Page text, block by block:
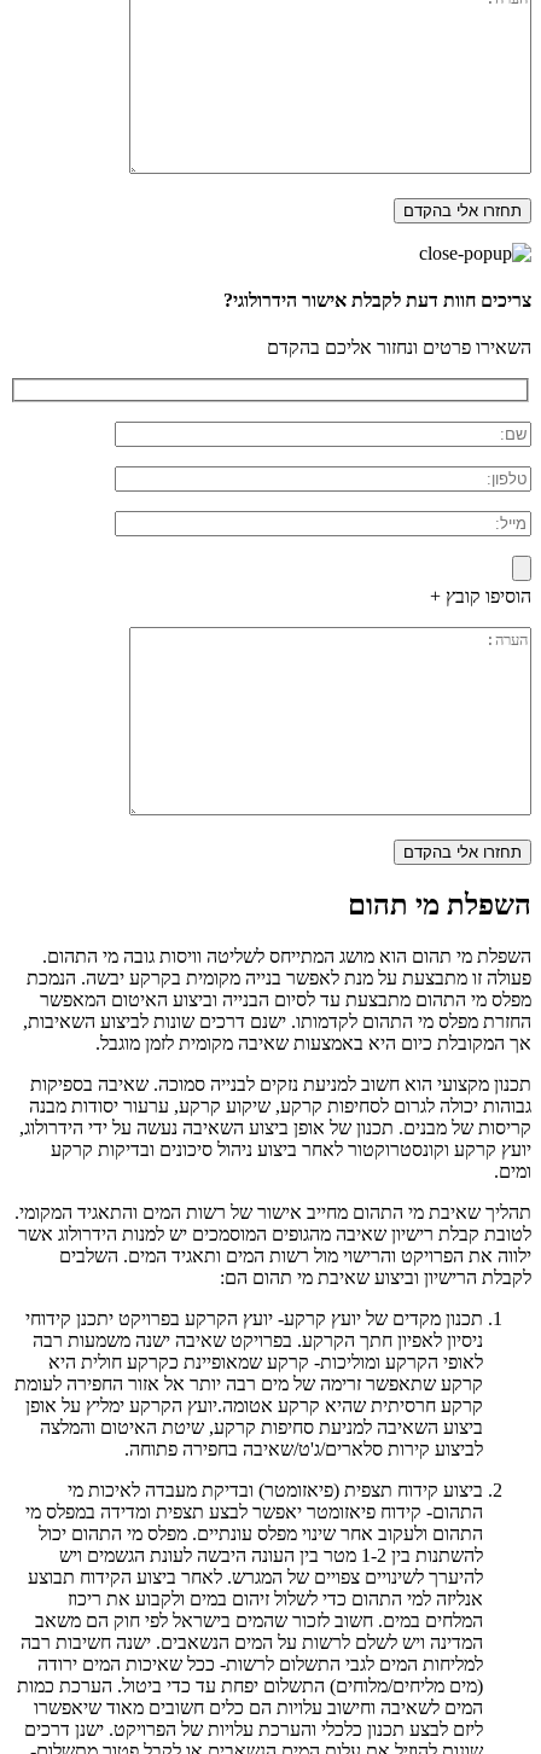
צריכים חוות דעת לקבלת אישור הידרולוגי?
השאירו פרטים ונחזור אליכם בהקדם
הוסיפו קובץ +
השפלת מי תהום
השפלת מי תהום הוא מושג המתייחס לשליטה וויסות גובה מי התהום.
פעולה זו מתבצעת על מנת לאפשר בנייה מקומית בקרקע יבשה. הנמכת
מפלס מי התהום מתבצעת עד לסיום הבנייה וביצוע האיטום המאפשר
החזרת מפלס מי התהום לקדמותו. ישנם דרכים שונות לביצוע השאיבות,
אך המקובלת כיום היא באמצעות שאיבה מקומית לזמן מוגבל.
תכנון מקצועי הוא חשוב למניעת נזקים לבנייה סמוכה. שאיבה בספיקות
גבוהות יכולה לגרום לסחיפות קרקע, שיקוע קרקע, ערעור יסודות מבנה
קריסות של מבנים. תכנון של אופן ביצוע השאיבה נעשה על ידי הידרולוג,
יועץ קרקע וקונסטרוקטור לאחר ביצוע ניהול סיכונים ובדיקות קרקע
ומים.
תהליך שאיבת מי התהום מחייב אישור של רשות המים והתאגיד המקומי.
לטובת קבלת רישיון שאיבה מהגופים המוסמכים יש למנות הידרולוג אשר
ילווה את הפרויקט והרישוי מול רשות המים ותאגיד המים. השלבים
לקבלת הרישיון וביצוע שאיבת מי תהום הם:
תכנון מקדים של יועץ קרקע- יועץ הקרקע בפרויקט יתכנן קידוחי
ניסיון לאפיון חתך הקרקע. בפרויקט שאיבה ישנה משמעות רבה
לאופי הקרקע ומוליכות- קרקע שמאופיינת כקרקע חולית היא
קרקע שתאפשר זרימה של מים רבה יותר אל אזור החפירה לעומת
קרקע חרסיתית שהיא קרקע אטומה.יועץ הקרקע ימליץ על אופן
ביצוע השאיבה למניעת סחיפות קרקע, שיטת האיטום והמלצה
לביצוע קירות סלארים/ג'ט/שאיבה בחפירה פתוחה.
ביצוע קידוח תצפית (פיאזומטר) ובדיקת מעבדה לאיכות מי
התהום- קידוח פיאזומטר יאפשר לבצע תצפית ומדידה במפלס מי
התהום ולעקוב אחר שינוי מפלס עונתיים. מפלס מי התהום יכול
להשתנות בין 1-2 מטר בין העונה היבשה לעונת הגשמים ויש
להיערך לשינויים צפויים של המגרש. לאחר ביצוע הקידוח תבוצע
אנליזה למי התהום כדי לשלול זיהום במים ולקבוע את ריכוז
המלחים במים. חשוב לזכור שהמים בישראל לפי חוק הם משאב
המדינה ויש לשלם לרשות על המים הנשאבים. ישנה חשיבות רבה
למליחות המים לגבי התשלום לרשות- ככל שאיכות המים ירודה
(מים מליחים/מלוחים) התשלום יפחת עד כדי ביטול. הערכת כמות
המים לשאיבה וחישוב עלויות הם כלים חשובים מאוד שיאפשרו
ליזם לבצע תכנון כלכלי והערכת עלויות של הפרויקט. ישנן דרכים